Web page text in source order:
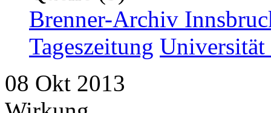
Brenner-Archiv
Tageszeitung
08 Okt 2013